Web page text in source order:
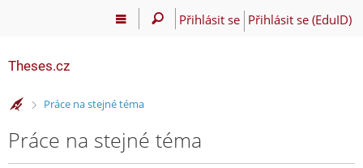
Přihlásit se Přihlásit se (EduID)
Theses.cz
>Práce na stejné téma
Práce na stejné téma